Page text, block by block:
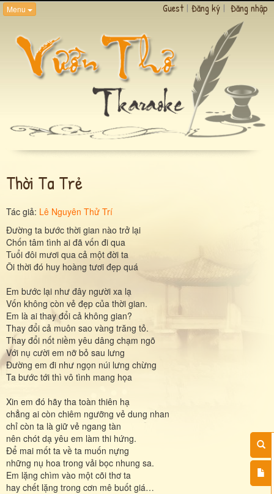
Menu Guest | Đăng ký | Đăng nhập
Thời Ta Trẻ
Tác giả: Lê Nguyên Thử Trí
Đường ta bước thời gian nào trở lại
Chốn tâm tình ai đã vốn đi qua
Tuổi đôi mươi qua cả một đời ta
Ôi thời đó huy hoàng tươi đẹp quá
Em bước lại như đây người xa lạ
Vốn không còn vẻ đẹp của thời gian.
Em là ai thay đổi cả không gian?
Thay đổi cả muôn sao vàng trăng tỏ.
Thay đổi nốt niềm yêu dâng chạm ngõ
Với nụ cười em nỡ bỏ sau lưng
Đường em đi như ngọn núi lưng chừng
Ta bước tới thì vô tình mang họa
Xin em đó hãy tha toàn thiên hạ
chẳng ai còn chiêm ngưỡng vẻ dung nhan
chỉ còn ta là giữ vẻ ngang tàn
nên chót dạ yêu em làm thi hứng.
Để mai mốt ta về ta muốn nựng
những nụ hoa trong vải bọc nhung sa.
Em lặng chìm vào một cõi thơ ta
hay chết lặng trong cơn mê buốt giá…